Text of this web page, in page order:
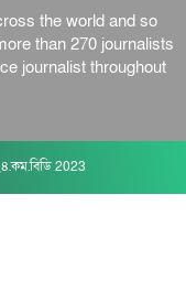
the world and so
than 270 journalists
journalist throughout
2023